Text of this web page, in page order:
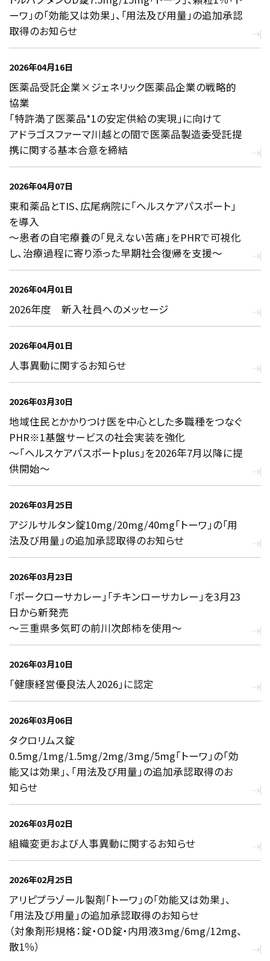
ーワ」の「効能又は効果」、｢用法及び用量」の追加承認
取得のお知らせ
2026年04月16日
医薬品受託企業×ジェネリック医薬品企業の戦略的
協業
「特許満了医薬品*1の安定供給の実現」に向けて
アドラゴスファーマ川越との間で医薬品製造委受託提
携に関する基本合意を締結
2026年04月07日
東和薬品とTIS、広尾病院に「ヘルスケアパスポート」
を導入
～患者の自宅療養の「見えない苦痛」をPHRで可視化
し、治療過程に寄り添った早期社会復帰を支援～
2026年04月01日
2026年度 新入社員へのメッセージ
2026年04月01日
人事異動に関するお知らせ
2026年03月30日
地域住民とかかりつけ医を中心とした多職種をつなぐ
PHR※1基盤サービスの社会実装を強化
〜「ヘルスケアパスポートplus」を2026年7月以降に提
供開始～
2026年03月25日
アジルサルタン錠10mg/20mg/40mg「トーワ」の｢用
法及び用量」の追加承認取得のお知らせ
2026年03月23日
「ポークローサカレー」「チキンローサカレー」を3月23
日から新発売
～三重県多気町の前川次郎柿を使用～
2026年03月10日
「健康経営優良法人2026」に認定
2026年03月06日
タクロリムス錠
0.5mg/1mg/1.5mg/2mg/3mg/5mg「トーワ」の「効
能又は効果」、「用法及び用量」の追加承認取得のお
知らせ
2026年03月02日
組織変更および人事異動に関するお知らせ
2026年02月25日
アリピプラゾール製剤「トーワ」の「効能又は効果」、
｢用法及び用量」の追加承認取得のお知らせ
（対象剤形規格：錠・OD錠・内用液3mg/6mg/12mg、
散1％）